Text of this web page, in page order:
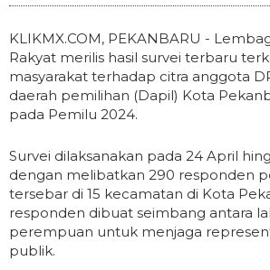
KLIKMX.COM, PEKANBARU -
Rakyat merilis hasil survei terbaru
masyarakat terhadap citra anggota
daerah pemilihan (Dapil) Kota
pada Pemilu 2024.
Survei dilaksanakan pada 24 April
dengan melibatkan 290 responden
tersebar di 15 kecamatan di Kota
responden dibuat seimbang antara
perempuan untuk menjaga
publik.